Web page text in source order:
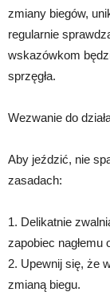
zmiany biegów,
regularnie
wskazówkom
sprzęgła.
Wezwanie do
Aby jeździć, nie
zasadach:
1. Delikatnie
zapobiec nagłemu
2. Upewnij się, że
zmianą biegu.